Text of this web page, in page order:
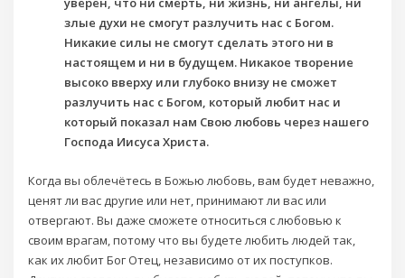
злые духи не смогут разлучить нас с Богом.
Никакие силы не смогут сделать этого ни в
настоящем и ни в будущем. Никакое творение
высоко вверху или глубоко внизу не сможет
разлучить нас с Богом, который любит нас и
который показал нам Свою любовь через нашего
Господа Иисуса Христа.
Когда вы облечётесь в Божью любовь, вам будет неважно,
ценят ли вас другие или нет, принимают ли вас или
отвергают. Вы даже сможете относиться с любовью к
своим врагам, потому что вы будете любить людей так,
как их любит Бог Отец, независимо от их поступков.